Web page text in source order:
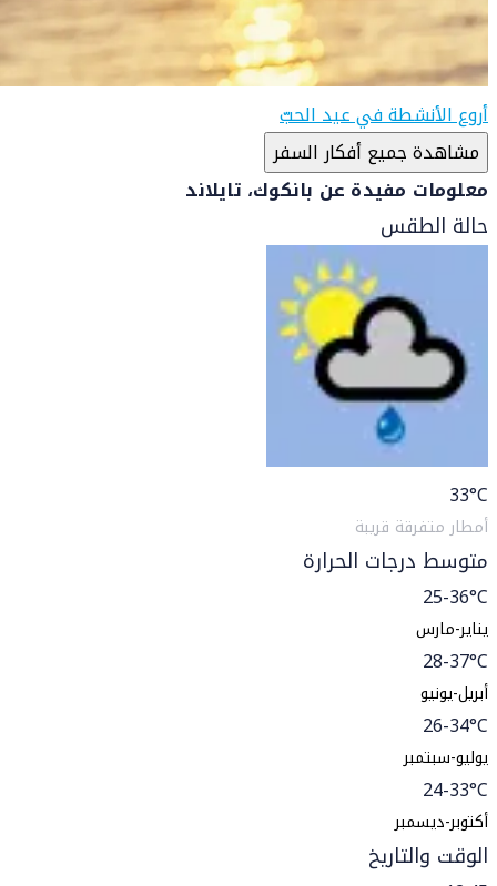
أروع الأنشطة في عيد الحبّ
مشاهدة جميع أفكار السفر
معلومات مفيدة عن بانكوك، تايلاند
حالة الطقس
33°C
أمطار متفرقة قريبة
متوسط درجات الحرارة
25-36°C
يناير-مارس
28-37°C
أبريل-يونيو
26-34°C
يوليو-سبتمبر
24-33°C
أكتوبر-ديسمبر
الوقت والتاريخ